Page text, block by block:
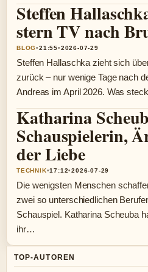
Steffen
stern TV nach
BLOG•21:55•2026-07-29
Steffen Hallaschka zieht sich
zurück – nur wenige Tage nach
Andreas im April 2026. Was
Katharina
Schauspielerin,
der Liebe
TECHNIK•17:12•2026-07-29
Die wenigsten Menschen
zwei so unterschiedlichen
Schauspiel. Katharina Scheuba
ihr…
TOP-AUTOREN